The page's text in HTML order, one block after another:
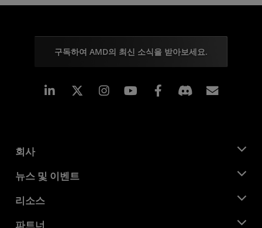
구독하여 AMD의 최신 소식을 받아보세요.
Linkedin Instagram Facebook
회사
AMD 소개
기업의 사회적 책임
채용
뉴스 및 이벤트
뉴스룸
리소스
개발자 센트럴
파트너